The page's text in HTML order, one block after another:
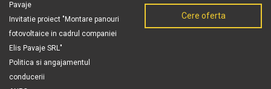
Pavaje
Invitatie proiect "Montare panouri
fotovoltaice in cadrul companiei
Elis Pavaje SRL"
Politica si angajamentul
conducerii
Cere oferta